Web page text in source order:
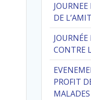
DE
CONTRE
PROFIT
MALADES